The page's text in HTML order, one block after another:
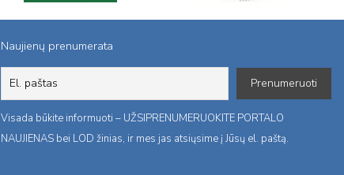
Naujienų prenumerata
Visada būkite informuoti – UŽSIPRENUMERUOKITE PORTALO
NAUJIENAS bei LOD žinias, ir mes jas atsiųsime į Jūsų el. paštą.